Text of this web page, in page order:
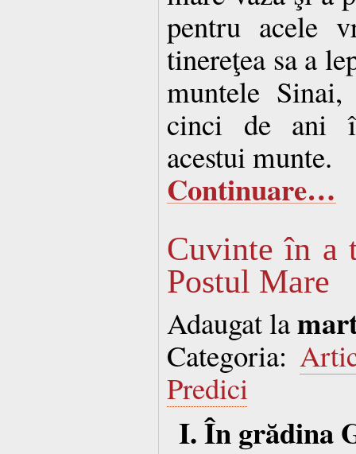
pentru acele
tinereţea sa a
muntele
cinci de ani
acestui munte.
Continuare…
Cuvinte în a
Postul Mare
Adaugat la
Categoria:
Predici
I. În grădina